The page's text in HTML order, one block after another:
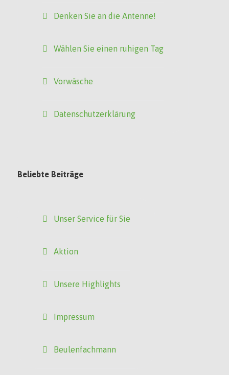
Denken Sie an die Antenne!
Wählen Sie einen ruhigen Tag
Vorwäsche
Datenschutzerklärung
Beliebte Beiträge
Unser Service für Sie
Aktion
Unsere Highlights
Impressum
Beulenfachmann